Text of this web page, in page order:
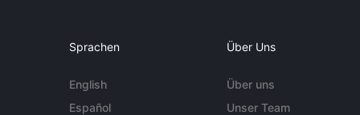
Sprachen
English
Español
Über Uns
Über uns
Unser Team